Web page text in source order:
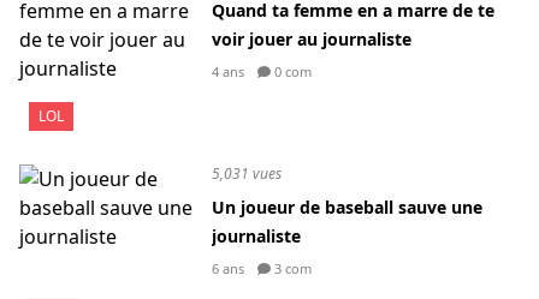
LOL
Quand ta femme en a marre de te
voir jouer au journaliste
4 ans 0 com
5,031 vues
Un joueur de baseball sauve une
journaliste
6 ans 3 com